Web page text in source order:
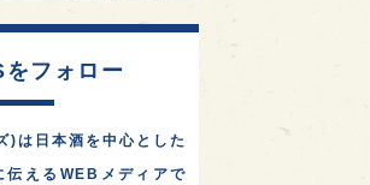
フォロー
)は日本酒を中心とした
えるWEBメディアで